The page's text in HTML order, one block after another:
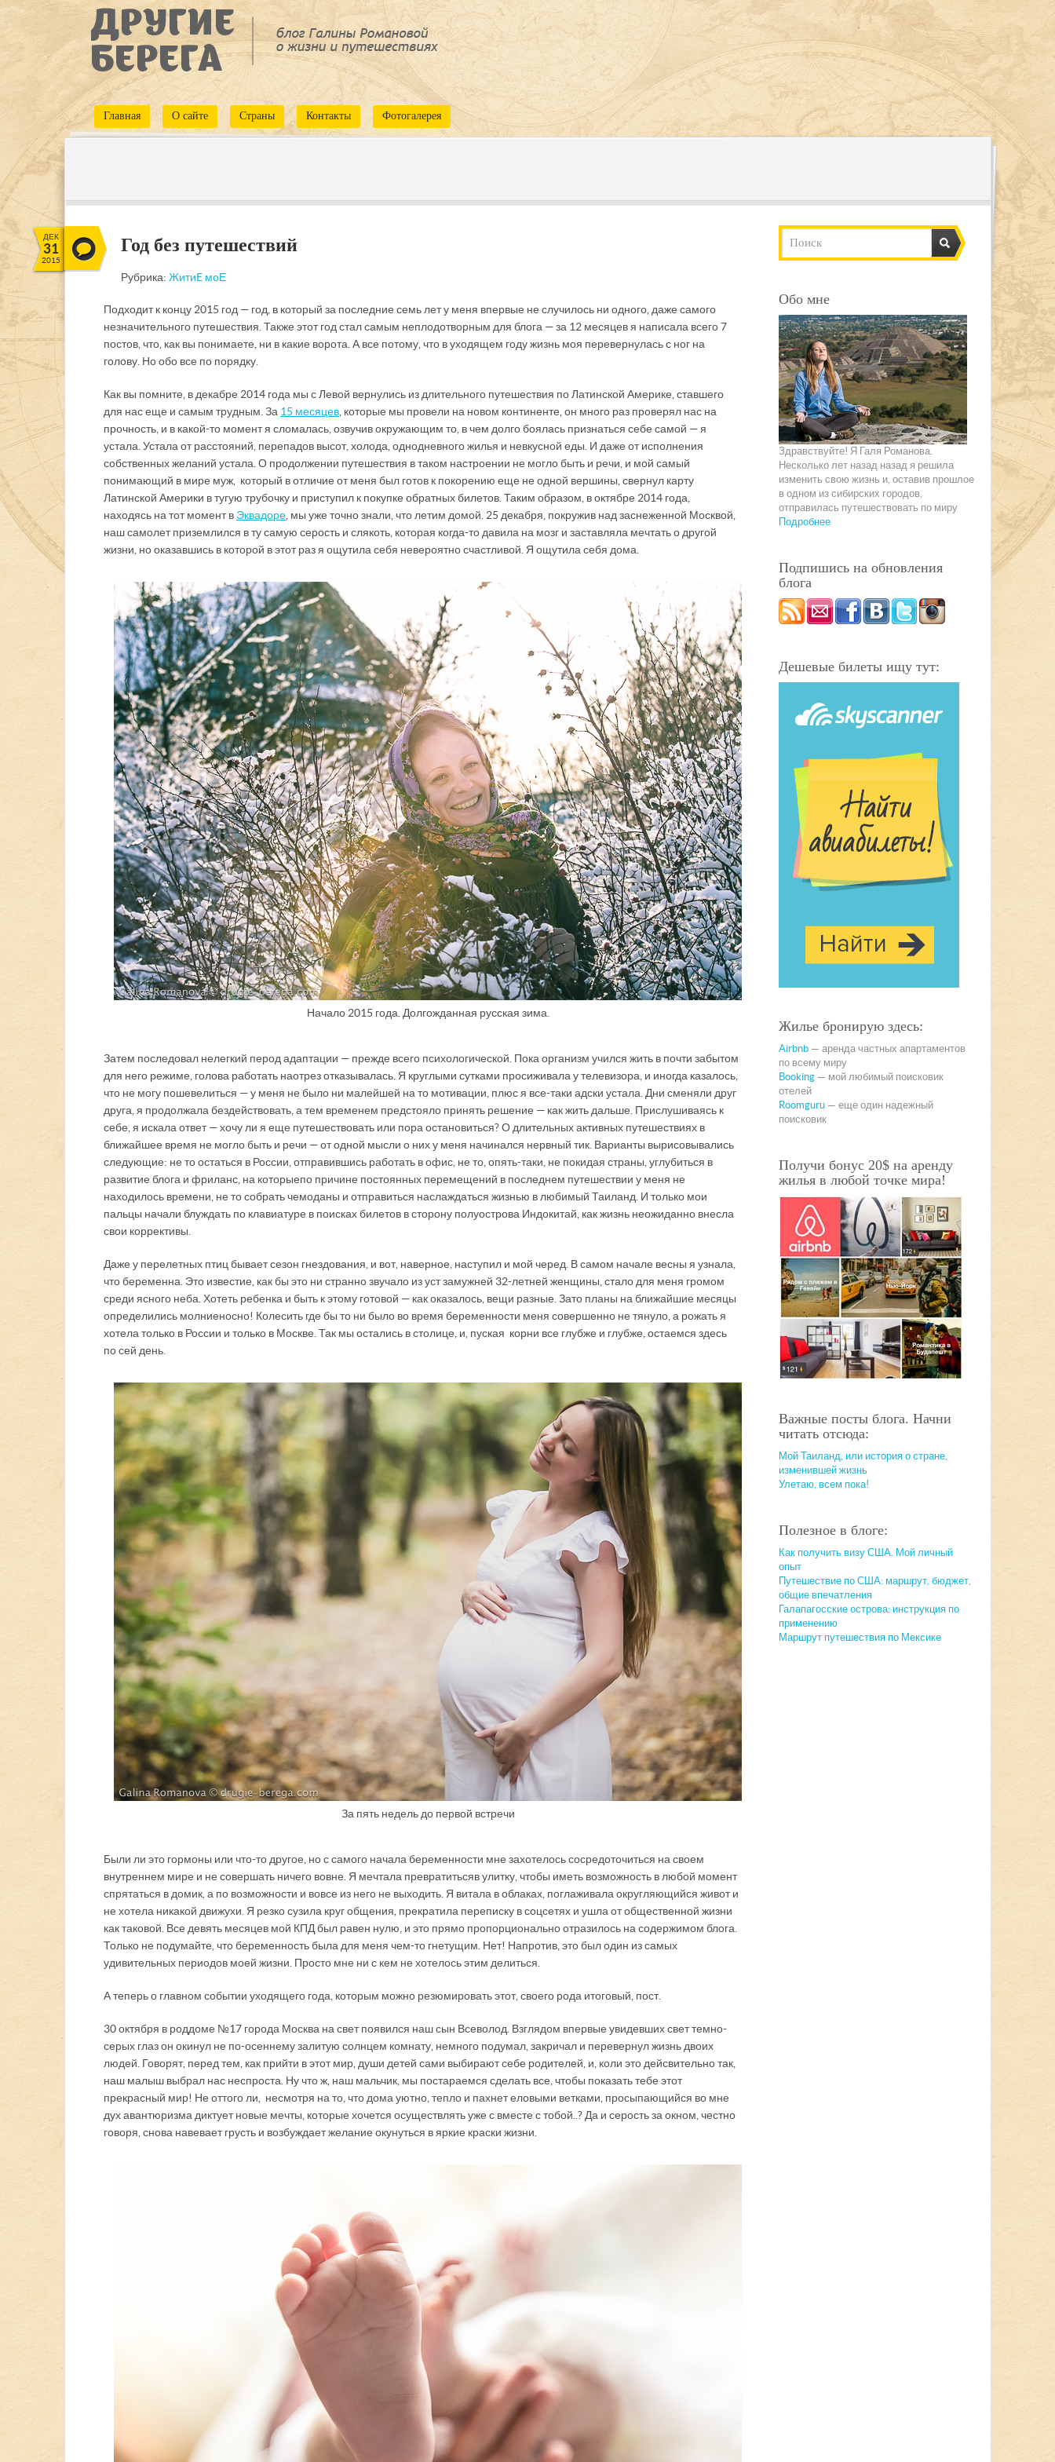
Главная О сайте Страны Контакты Фотогалерея
ДЕК
31
2015
Год без путешествий
Рубрика: ЖитиE моЕ
Подходит к концу 2015 год — год, в который за последние семь лет у меня впервые не случилось ни одного, даже самого
незначительного путешествия. Также этот год стал самым неплодотворным для блога — за 12 месяцев я написала всего 7
постов, что, как вы понимаете, ни в какие ворота. А все потому, что в уходящем году жизнь моя перевернулась с ног на
голову. Но обо все по порядку.
Как вы помните, в декабре 2014 года мы с Левой вернулись из длительного путешествия по Латинской Америке, ставшего
для нас еще и самым трудным. За 15 месяцев , которые мы провели на новом континенте, он много раз проверял нас на
прочность, и в какой-то момент я сломалась, озвучив окружающим то, в чем долго боялась признаться себе самой — я
устала. Устала от расстояний, перепадов высот, холода, однодневного жилья и невкусной еды. И даже от исполнения
собственных желаний устала. О продолжении путешествия в таком настроении не могло быть и речи, и мой самый
понимающий в мире муж, который в отличие от меня был готов к покорению еще не одной вершины, свернул карту
Латинской Америки в тугую трубочку и приступил к покупке обратных билетов. Таким образом, в октябре 2014 года,
находясь на тот момент в Эквадоре , мы уже точно знали, что летим домой. 25 декабря, покружив над заснеженной Москвой,
наш самолет приземлился в ту самую серость и слякоть, которая когда-то давила на мозг и заставляла мечтать о другой
жизни, но оказавшись в которой в этот раз я ощутила себя невероятно счастливой. Я ощутила себя дома.
Начало 2015 года. Долгожданная русская зима.
Затем последовал нелегкий перод адаптации — прежде всего психологической. Пока организм учился жить в почти забытом
для него режиме, голова работать наотрез отказывалась. Я круглыми сутками просиживала у телевизора, и иногда казалось,
что не могу пошевелиться — у меня не было ни малейшей на то мотивации, плюс я все-таки адски устала. Дни сменяли друг
друга, я продолжала бездействовать, а тем временем предстояло принять решение — как жить дальше. Прислушиваясь к
себе, я искала ответ — хочу ли я еще путешествовать или пора остановиться? О длительных активных путешествиях в
ближайшее время не могло быть и речи — от одной мысли о них у меня начинался нервный тик. Варианты вырисовывались
следующие: не то остаться в России, отправившись работать в офис, не то, опять-таки, не покидая страны, углубиться в
развитие блога и фриланс, на которые по причине постоянных перемещений в последнем путешествии у меня не
находилось времени, не то собрать чемоданы и отправиться наслаждаться жизнью в любимый Таиланд. И только мои
пальцы начали блуждать по клавиатуре в поисках билетов в сторону полуострова Индокитай, как жизнь неожиданно внесла
свои коррективы.
Даже у перелетных птиц бывает сезон гнездования, и вот, наверное, наступил и мой черед. В самом начале весны я узнала,
что беременна. Это известие, как бы это ни странно звучало из уст замужней 32-летней женщины, стало для меня громом
среди ясного неба. Хотеть ребенка и быть к этому готовой — как оказалось, вещи разные. Зато планы на ближайшие месяцы
определились молниеносно! Колесить где бы то ни было во время беременности меня совершенно не тянуло, а рожать я
хотела только в России и только в Москве. Так мы остались в столице, и, пуская корни все глубже и глубже, остаемся здесь
по сей день.
За пять недель до первой встречи
Были ли это гормоны или что-то другое, но с самого начала беременности мне захотелось сосредоточиться на своем
внутреннем мире и не совершать ничего вовне. Я мечтала превратиться в улитку, чтобы иметь возможность в любой момент
спрятаться в домик, а по возможности и вовсе из него не выходить. Я витала в облаках, поглаживала округляющийся живот и
не хотела никакой движухи. Я резко сузила круг общения, прекратила переписку в соцсетях и ушла от общественной жизни
как таковой. Все девять месяцев мой КПД был равен нулю, и это прямо пропорционально отразилось на содержимом блога.
Только не подумайте, что беременность была для меня чем-то гнетущим. Нет! Напротив, это был один из самых
удивительных периодов моей жизни. Просто мне ни с кем не хотелось этим делиться.
А теперь о главном событии уходящего года, которым можно резюмировать этот, своего рода итоговый, пост.
30 октября в роддоме №17 города Москва на свет появился наш сын Всеволод. Взглядом впервые увидевших свет темно-
серых глаз он окинул не по-осеннему залитую солнцем комнату, немного подумал, закричал и перевернул жизнь двоих
людей. Говорят, перед тем, как прийти в этот мир, души детей сами выбирают себе родителей, и, коли это дейсвительно так,
наш малыш выбрал нас неспроста. Ну что ж, наш мальчик, мы постараемся сделать все, чтобы показать тебе этот
прекрасный мир! Не оттого ли, несмотря на то, что дома уютно, тепло и пахнет еловыми ветками, просыпающийся во мне
дух авантюризма диктует новые мечты, которые хочется осуществлять уже с вместе с тобой..? Да и серость за окном, честно
говоря, снова навевает грусть и возбуждает желание окунуться в яркие краски жизни.
Обо мне
Здравствуйте! Я Галя Романова.
Несколько лет назад назад я решила
изменить свою жизнь и, оставив прошлое
в одном из сибирских городов,
отправилась путешествовать по миру
Подробнее
Подпишись на обновления
блога
Дешевые билеты ищу тут:
Жилье бронирую здесь:
Airbnb — аренда частных апартаментов
по всему миру
Booking — мой любимый поисковик
отелей
Roomguru — еще один надежный
поисковик
Получи бонус 20$ на аренду
жилья в любой точке мира!
Важные посты блога. Начни
читать отсюда:
Мой Таиланд, или история о стране,
изменившей жизнь
Улетаю, всем пока!
Полезное в блоге:
Как получить визу США. Мой личный
опыт
Путешествие по США: маршрут, бюджет,
общие впечатления
Галапагосские острова: инструкция по
применению
Маршрут путешествия по Мексике